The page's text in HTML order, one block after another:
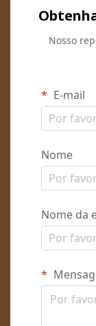
Nosso
E-mail
Nome
Nome da